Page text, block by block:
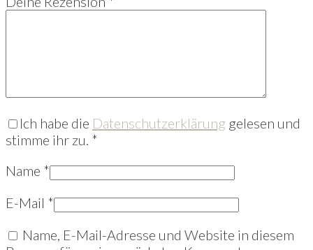
Ich habe die Datenschutzerklärung gelesen und
stimme ihr zu. *
Name *
E-Mail *
Name, E-Mail-Adresse und Website in diesem